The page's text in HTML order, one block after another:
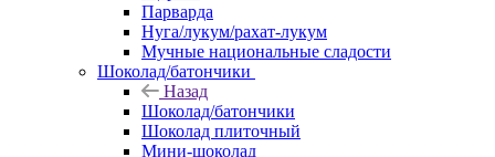
Парварда
Нуга/лукум/рахат-лукум
Мучные национальные сладости
Шоколад/батончики
Назад
Шоколад/батончики
Шоколад плиточный
Мини-шоколад